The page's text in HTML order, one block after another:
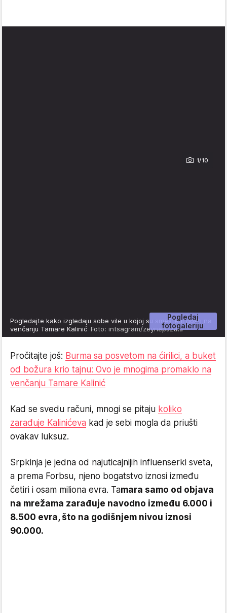
1/10
Pogledaj
fotogaleriju
Pogledajte kako izgledaju sobe vile u kojoj su smešteni gosti na
venčanju Tamare Kalinić Foto: intsagram/zeynepuztku
Pročitajte još: Burma sa posvetom na ćirilici, a buket
od božura krio tajnu: Ovo je mnogima promaklo na
venčanju Tamare Kalinić
Kad se svedu računi, mnogi se pitaju koliko
zarađuje Kalinićeva kad je sebi mogla da priušti
ovakav luksuz.
Srpkinja je jedna od najuticajnijih influenserki sveta,
a prema Forbsu, njeno bogatstvo iznosi između
četiri i osam miliona evra. Tamara samo od objava
na mrežama zarađuje navodno između 6.000 i
8.500 evra, što na godišnjem nivou iznosi
90.000.